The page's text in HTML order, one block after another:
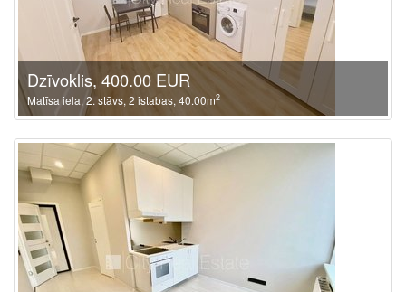
Dzīvoklis, 400.00 EUR
Matīsa iela, 2. stāvs, 2 istabas, 40.00m2